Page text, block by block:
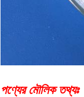
পণ্যের মৌলিক তথ্যঃ